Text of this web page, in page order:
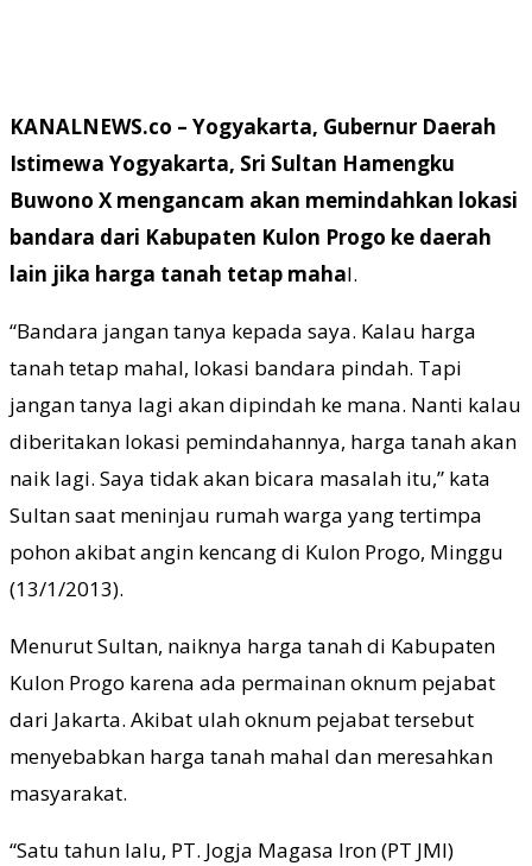
KANALNEWS.co – Yogyakarta, Gubernur Daerah
Istimewa Yogyakarta, Sri Sultan Hamengku
Buwono X mengancam akan memindahkan lokasi
bandara dari Kabupaten Kulon Progo ke daerah
lain jika harga tanah tetap mahal.
“Bandara jangan tanya kepada saya. Kalau harga
tanah tetap mahal, lokasi bandara pindah. Tapi
jangan tanya lagi akan dipindah ke mana. Nanti kalau
diberitakan lokasi pemindahannya, harga tanah akan
naik lagi. Saya tidak akan bicara masalah itu,” kata
Sultan saat meninjau rumah warga yang tertimpa
pohon akibat angin kencang di Kulon Progo, Minggu
(13/1/2013).
Menurut Sultan, naiknya harga tanah di Kabupaten
Kulon Progo karena ada permainan oknum pejabat
dari Jakarta. Akibat ulah oknum pejabat tersebut
menyebabkan harga tanah mahal dan meresahkan
masyarakat.
“Satu tahun lalu, PT. Jogja Magasa Iron (PT JMI)